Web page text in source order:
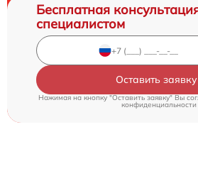
Бесплатная
специалистом
Оставить заявку
Нажимая на кнопку "Оставить заявку" Вы
конфиденциальности